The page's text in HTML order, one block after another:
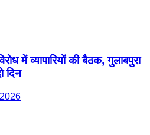
में व्यापारियों की बैठक, गुलाबपुरा
दिन